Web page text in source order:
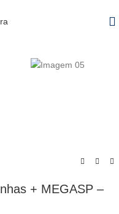
+ MEGASP –